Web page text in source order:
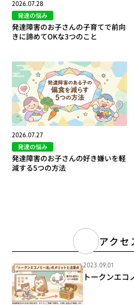
2026.07.28
発達の悩み
発達障害のお子さんの子育てで前向
きに諦めてOKな3つのこと
2026.07.27
発達の悩み
発達障害のお子さんの好き嫌いを軽
減する5つの方法
アクセ
2023.09.01
トークンエコ